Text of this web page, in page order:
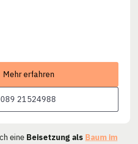
Mehr erfahren
089 21524988
eine Beisetzung als Baum im